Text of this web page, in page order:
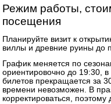
Режим работы,
посещения
Планируйте визит к
виллы и древние руины до
График меняется по
ориентировочно до 19:30,
билетов прекращается за
времени невозможен. В
корректироваться,